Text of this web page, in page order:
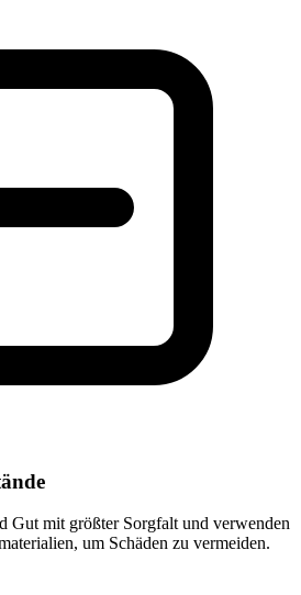
Gut mit größter Sorgfalt und verwenden
um Schäden zu vermeiden.